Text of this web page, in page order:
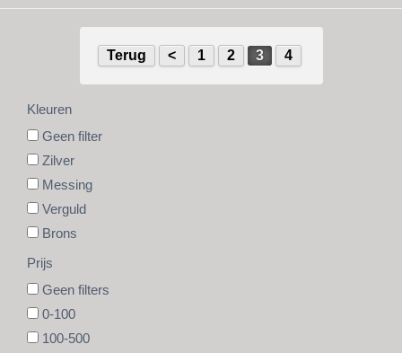
Terug < 1 2 3 4
Kleuren
Geen filter
Zilver
Messing
Verguld
Brons
Prijs
Geen filters
0-100
100-500